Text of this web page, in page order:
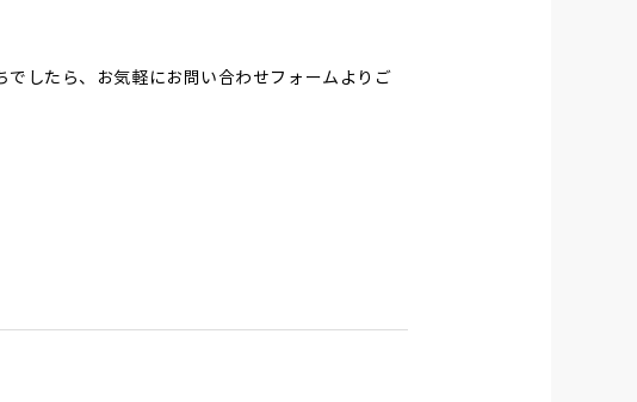
したら、お気軽にお問い合わせフォームよりご